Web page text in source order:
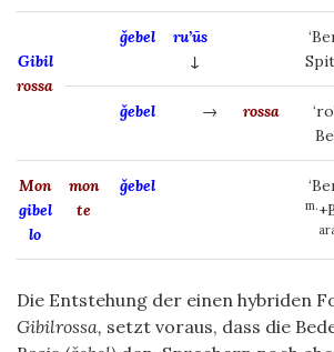
Gibil
rossa
ǧebel
ru’ūs
↓
ǧebel → rossa
Mon
gibel
lo
mon
te
ǧebel
m.
Die Entstehung der einen hybriden
Gibilrossa, setzt voraus, dass die